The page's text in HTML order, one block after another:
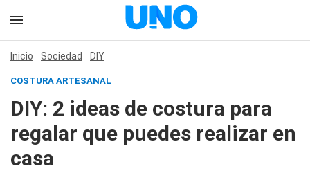
Inicio Sociedad DIY
COSTURA ARTESANAL
DIY: 2 ideas de costura para
regalar que puedes realizar en
casa